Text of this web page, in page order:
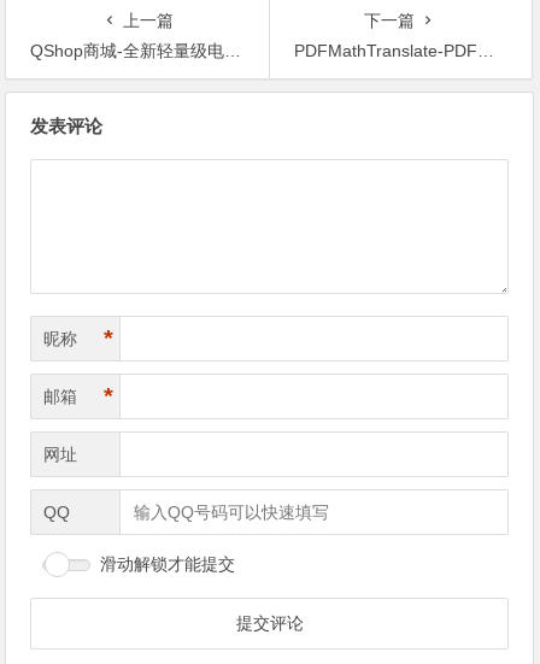
上一篇
QShop商城-全新轻量级电商系统
下一篇
PDFMathTranslate-PDF文档翻译及双语对照工具
发表评论
昵称 *
邮箱 *
网址
QQ
滑动解锁才能提交